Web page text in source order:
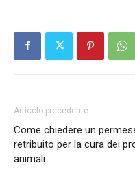
Articolo precedente
Come chiedere un
retribuito per la cura dei
animali